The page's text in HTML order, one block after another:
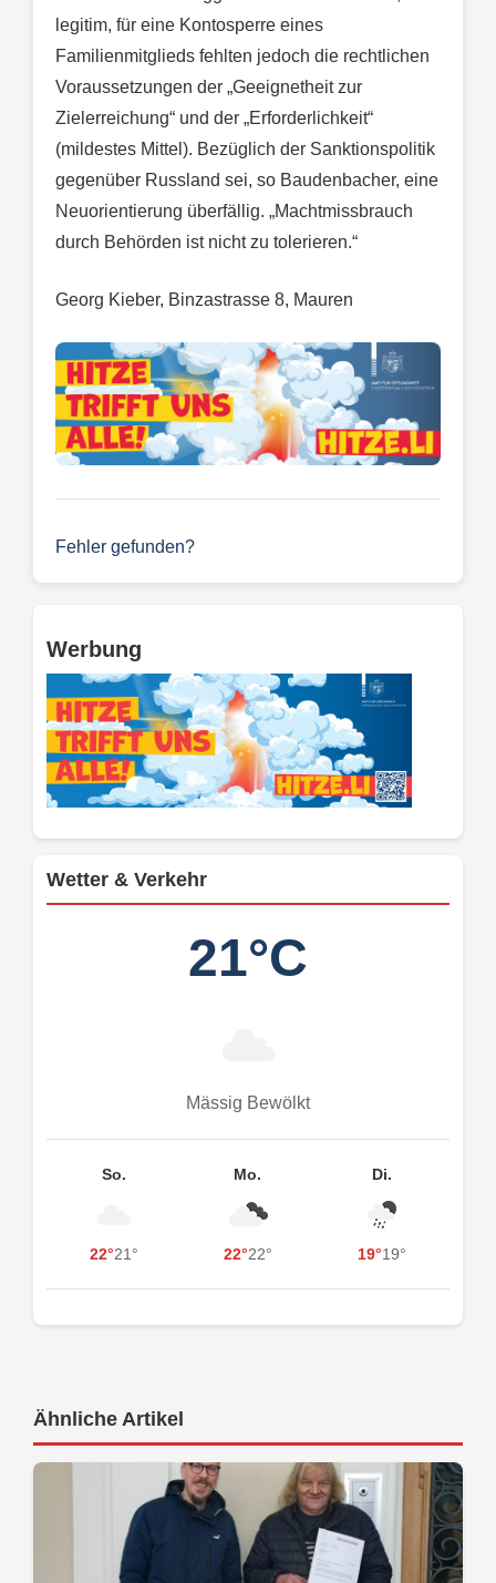
legitim, für eine Kontosperre eines
Familienmitglieds fehlten jedoch die rechtlichen
Voraussetzungen der „Geeignetheit zur
Zielerreichung“ und der „Erforderlichkeit“
(mildestes Mittel). Bezüglich der Sanktionspolitik
gegenüber Russland sei, so Baudenbacher, eine
Neuorientierung überfällig. „Machtmissbrauch
durch Behörden ist nicht zu tolerieren.“
Georg Kieber, Binzastrasse 8, Mauren
Fehler gefunden?
Werbung
Wetter & Verkehr
21°C
Mässig Bewölkt
So.
22°21°
Mo.
22°22°
Di.
19°19°
Ähnliche Artikel